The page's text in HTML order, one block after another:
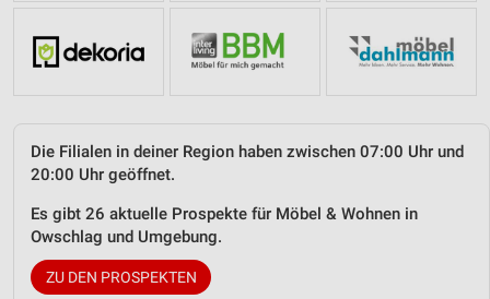
Die Filialen in deiner Region haben zwischen 07:00 Uhr und
20:00 Uhr geöffnet.
Es gibt 26 aktuelle Prospekte für Möbel & Wohnen in
Owschlag und Umgebung.
ZU DEN PROSPEKTEN